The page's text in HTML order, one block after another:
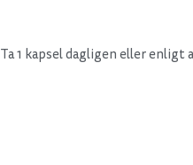
1 kapsel dagligen eller enligt